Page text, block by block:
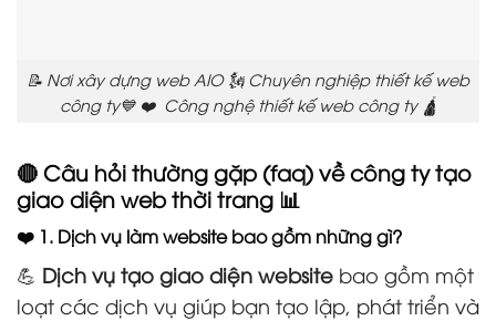
📝 Nơi xây dựng web AIO 🗽 Chuyên nghiệp thiết kế web
công ty💙 ❤️ Công nghệ thiết kế web công ty 🛕
🔴 Câu hỏi thường gặp (faq) về công ty tạo
giao diện web thời trang 📊
❤️ 1. Dịch vụ làm website bao gồm những gì?
💪 Dịch vụ tạo giao diện website bao gồm một
loạt các dịch vụ giúp bạn tạo lập, phát triển và